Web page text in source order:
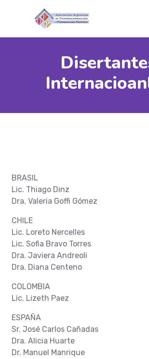
BRASIL
Lic. Thiago Dinz
Dra. Valeria Goffi Gómez
CHILE
Lic. Loreto Nercelles
Lic. Sofia Bravo Torres
Dra. Javiera Andreoli
Dra. Diana Centeno
COLOMBIA
Lic. Lizeth Paez
ESPAÑA
Sr. José Carlos Cañadas
Dra. Alicia Huarte
Dr. Manuel Manrique